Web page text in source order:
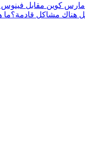
مارس كوين مقابل فينوس
ما